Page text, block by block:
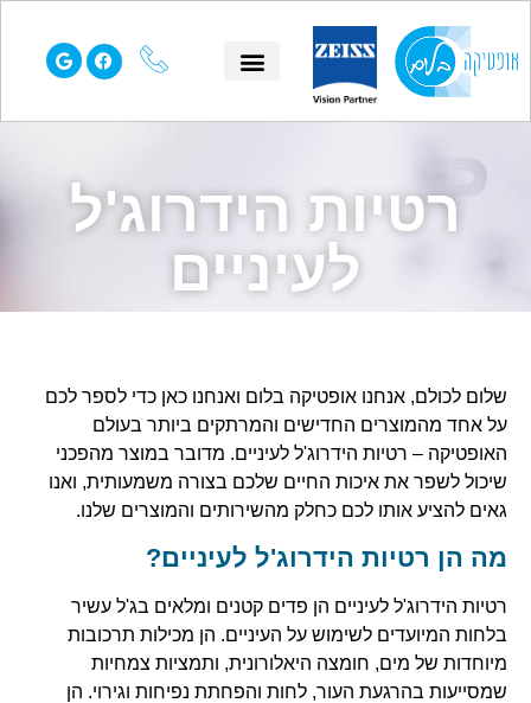
רטיות הידרוג'ל
לעיניים
שלום לכולם, אנחנו אופטיקה בלום ואנחנו כאן כדי לספר לכם
על אחד מהמוצרים החדישים והמרתקים ביותר בעולם
האופטיקה – רטיות הידרוג'ל לעיניים. מדובר במוצר מהפכני
שיכול לשפר את איכות החיים שלכם בצורה משמעותית, ואנו
גאים להציע אותו לכם כחלק מהשירותים והמוצרים שלנו.
מה הן רטיות הידרוג'ל לעיניים?
רטיות הידרוג'ל לעיניים הן פדים קטנים ומלאים בג'ל עשיר
בלחות המיועדים לשימוש על העיניים. הן מכילות תרכובות
מיוחדות של מים, חומצה היאלורונית, ותמציות צמחיות
שמסייעות בהרגעת העור, לחות והפחתת נפיחות וגירוי. הן